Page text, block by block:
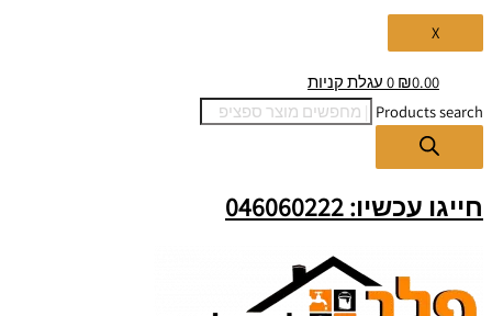
X
₪0.00
0 עגלת קניות
Products search
חייגו עכשיו: 046060222